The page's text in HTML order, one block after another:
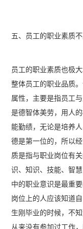
五、员工的职业素质
员工的职业素质也极
整体员工的职业品质
属性，主要是指员工
是德智体美劳，用人
能勤绩，无论是培养
德是第一位的，所以
质是指与职业岗位有
识、知识、技能、智
中的职业意识是最重
岗位上的人应该知道
生刚毕业的时候，不
从来没有参加过工作